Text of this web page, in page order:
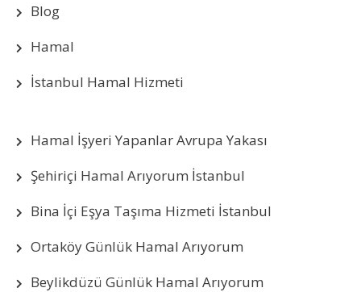
Blog
Hamal
İstanbul Hamal Hizmeti
Hamal İşyeri Yapanlar Avrupa Yakası
Şehiriçi Hamal Arıyorum İstanbul
Bina İçi Eşya Taşıma Hizmeti İstanbul
Ortaköy Günlük Hamal Arıyorum
Beylikdüzü Günlük Hamal Arıyorum